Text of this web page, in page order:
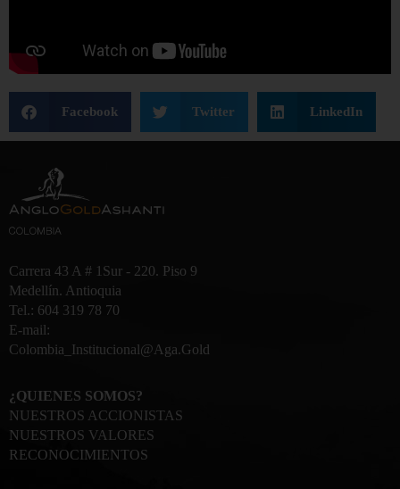
Facebook Twitter LinkedIn
Carrera 43 A # 1Sur - 220. Piso 9
Medellín. Antioquia
Tel.: 604 319 78 70
E-mail:
Colombia_Institucional@Aga.Gold
¿QUIENES SOMOS?
NUESTROS ACCIONISTAS
NUESTROS VALORES
RECONOCIMIENTOS